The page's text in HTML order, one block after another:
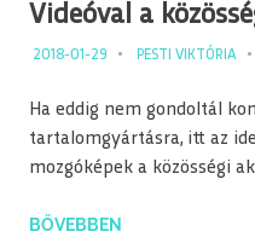
Videóval a
2018-01-29 PESTI VIKTÓRIA
Ha eddig nem gondoltál
tartalomgyártásra, itt az
mozgóképek a közösségi
BŐVEBBEN